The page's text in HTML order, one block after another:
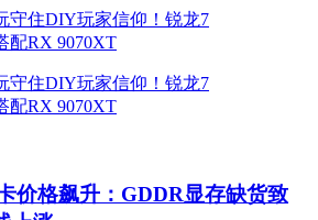
价格飙升：GDDR显存缺货致